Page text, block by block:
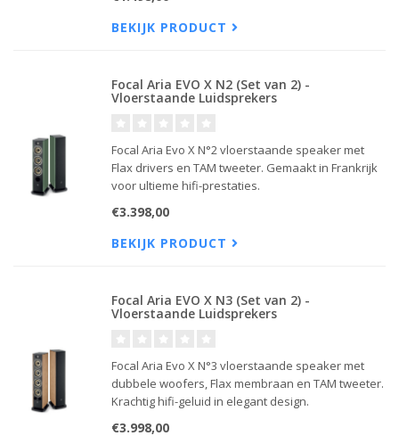
BEKIJK PRODUCT
Focal Aria EVO X N2 (Set van 2) -
Vloerstaande Luidsprekers
Focal Aria Evo X N°2 vloerstaande speaker met
Flax drivers en TAM tweeter. Gemaakt in Frankrijk
voor ultieme hifi-prestaties.
€3.398,00
BEKIJK PRODUCT
Focal Aria EVO X N3 (Set van 2) -
Vloerstaande Luidsprekers
Focal Aria Evo X N°3 vloerstaande speaker met
dubbele woofers, Flax membraan en TAM tweeter.
Krachtig hifi-geluid in elegant design.
€3.998,00